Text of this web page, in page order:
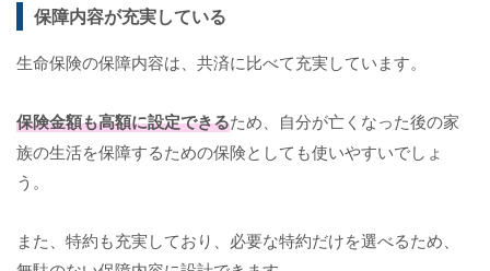
保障内容が充実している
生命保険の保障内容は、共済に比べて充実しています。
保険金額も高額に設定できるため、自分が亡くなった後の家
族の生活を保障するための保険としても使いやすいでしょ
う。
また、特約も充実しており、必要な特約だけを選べるため、